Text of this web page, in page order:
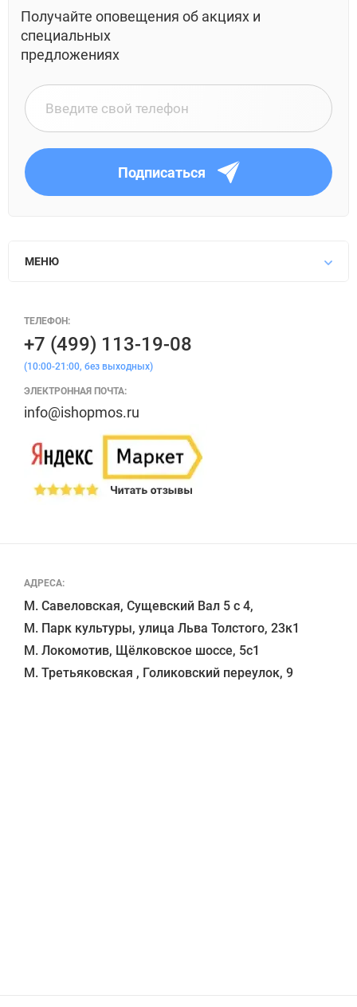
Получайте оповещения об акциях и
специальных
предложениях
Подписаться
МЕНЮ
АДРЕСА:
М. Савеловская, Сущевский Вал 5 с 4,
М. Парк культуры, улица Льва Толстого, 23к1
М. Локомотив, Щёлковское шоссе, 5с1
ТЕЛЕФОН:
+7 (499) 113-19-08
(10:00-21:00, без выходных)
ЭЛЕКТРОННАЯ ПОЧТА:
info@ishopmos.ru